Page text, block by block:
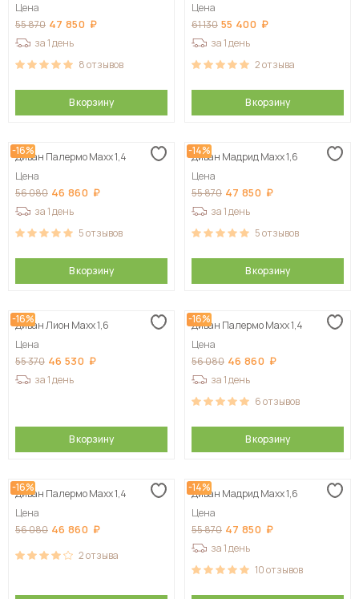
Цена
55 870 47 850
за 1 день
8отзывов
В корзину
Цена
61 130 55 400
за 1 день
2отзыва
В корзину
-16%
Диван Палермо Maxx 1,4
Цена
56 080 46 860
за 1 день
5отзывов
В корзину
-14%
Диван Мадрид Maxx 1,6
Цена
55 870 47 850
за 1 день
5отзывов
В корзину
-16%
Диван Лион Maxx 1,6
Цена
55 370 46 530
за 1 день
В корзину
-16%
Диван Палермо Maxx 1,4
Цена
56 080 46 860
за 1 день
6отзывов
В корзину
-16%
Диван Палермо Maxx 1,4
Цена
56 080 46 860
2отзыва
-14%
Диван Мадрид Maxx 1,6
Цена
55 870 47 850
за 1 день
10отзывов